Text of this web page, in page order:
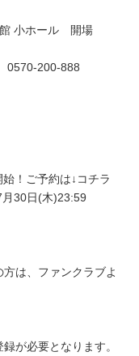
館 小ホール 開場
0570-200-888
！ご予約は↓コチラ
月30日(木)23:59
は、ファンクラブよ
が必要となります。